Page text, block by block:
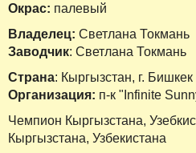
Окрас: палевый
Владелец: Светлана Токмань
Заводчик: Светлана Токмань
Страна: Кыргызстан, г. Бишкек
Организация: п-к "Infinite
Чемпион Кыргызстана,
Кыргызстана, Узбекистана